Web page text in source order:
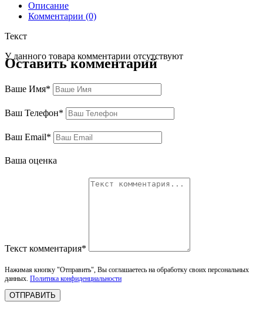
Описание
Комментарии (0)
Текст
У данного товара комментарии отсутствуют
Оставить комментарий
Ваше Имя*
Ваш Телефон*
Ваш Email*
Ваша оценка
Текст комментария*
Нажимая кнопку "Отправить", Вы соглашаетесь на обработку своих персональных
данных. Политика конфиденциальности
ОТПРАВИТЬ